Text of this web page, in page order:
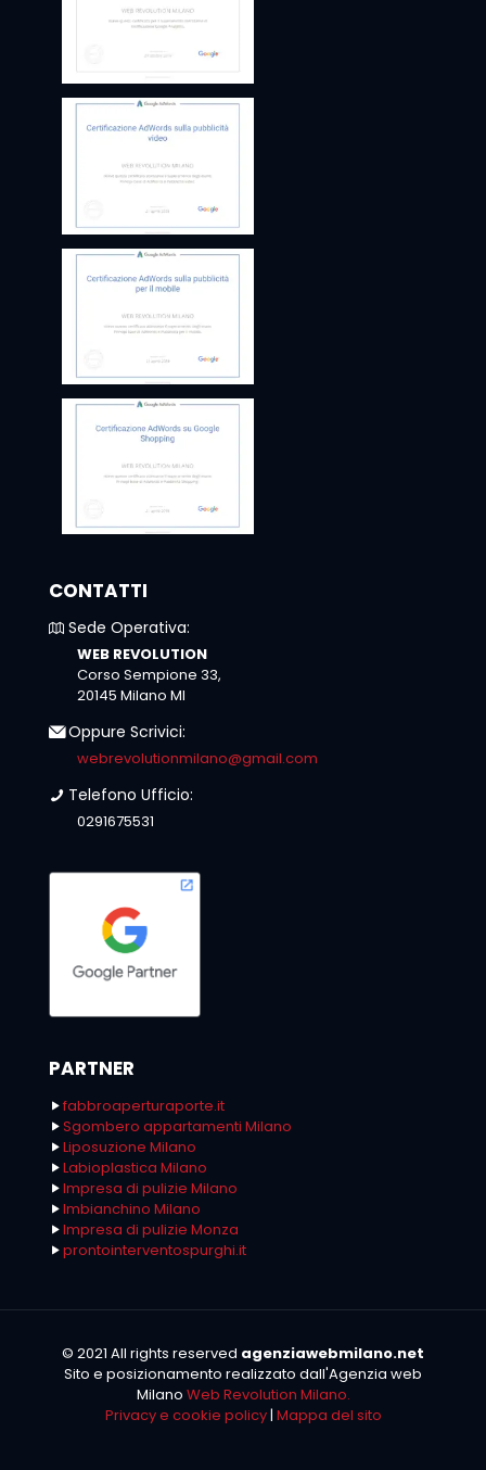
CONTATTI
Sede Operativa:
WEB REVOLUTION
Corso Sempione 33,
20145 Milano MI
Oppure Scrivici:
webrevolutionmilano@gmail.com
Telefono Ufficio:
0291675531
PARTNER
fabbroaperturaporte.it
Sgombero appartamenti Milano
Liposuzione Milano
Labioplastica Milano
Impresa di pulizie Milano
Imbianchino Milano
Impresa di pulizie Monza
prontointerventospurghi.it
© 2021 All rights reserved agenziawebmilano.net
Sito e posizionamento realizzato dall'Agenzia web
Milano Web Revolution Milano.
Privacy e cookie policy| Mappa del sito